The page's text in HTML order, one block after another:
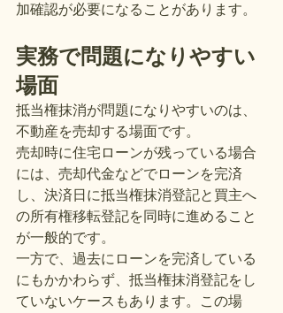
加確認が必要になることがあります。
実務で問題になりやすい
場面
抵当権抹消が問題になりやすいのは、
不動産を売却する場面です。
売却時に住宅ローンが残っている場合
には、売却代金などでローンを完済
し、決済日に抵当権抹消登記と買主へ
の所有権移転登記を同時に進めること
が一般的です。
一方で、過去にローンを完済している
にもかかわらず、抵当権抹消登記をし
ていないケースもあります。この場